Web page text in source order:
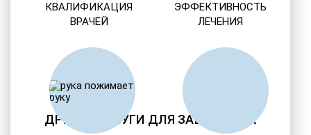
ДРУГИЕ УСЛУГИ ДЛЯ ЗАВИСИМЫХ
КВАЛИФИКАЦИЯ
ВРАЧЕЙ
ЭФФЕКТИВНОСТЬ
ЛЕЧЕНИЯ